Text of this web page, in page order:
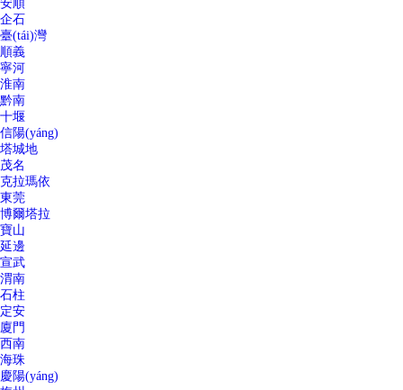
安順
企石
臺(tái)灣
順義
寧河
淮南
黔南
十堰
信陽(yáng)
塔城地
茂名
克拉瑪依
東莞
博爾塔拉
寶山
延邊
宣武
渭南
石柱
定安
廈門
西南
海珠
慶陽(yáng)